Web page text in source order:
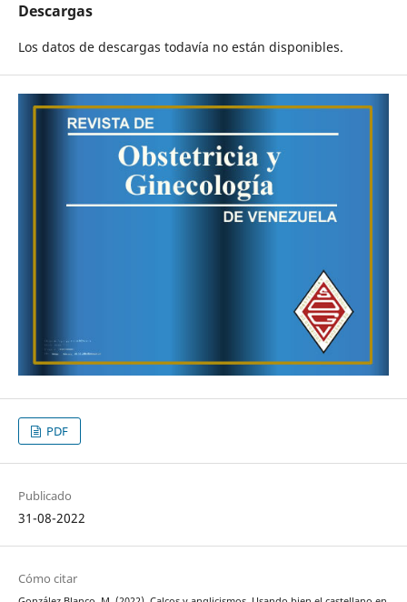
Descargas
Los datos de descargas todavía no están disponibles.
PDF
Publicado
31-08-2022
Cómo citar